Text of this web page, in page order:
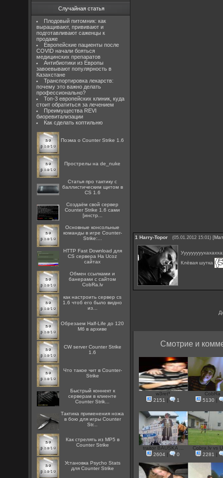
Случайная статья
Плодовый питомник: как
выращивают, прививают и
подготавливают саженцы к
продаже
Европейские пациенты после
COVID начали бояться
медицинских препаратов
Антибиотики из Европы
завоевывают популярность в
Казахстане
Транспортировка лекарств:
почему это важно делать
профессионально?
Топ-3 европейских клиник, куда
стоит обратиться за лечением
Преимущества REVI
биоревитализации
Как сделать коптильню
Поэма о Counter Strike 1.6
Прострелы на de_nuke
Статья про тактику с
баллистическим щитом в
CS 1.6
Создаём свой сервер
Counter Strike 1.6 сами
[инстр...
Основные консольные
команды в игре Counter-
Strike:...
HTTP Fast Download для
CS сервера На Ucoz
сайтах
Oбмен ссылками и
банерами с сайтом
CobRa.lv
как настроить сервер cs
1.6 чтоб его было видно
из...
Обрезаем Half-Life до 120
Мб в архиве
CW server Counter Strike
1.6
Что такое чит в Counter-
Strike
Быстрый коннект к
серверам в клиенте
Counter Strik...
Тактика применения ножа
в бою для игры Counter
Str...
Как стрелять из MP5 в
Counter Strike
Установка Psycho Stats
для Counter Strike
1 Harry-Topor (05.01.2012 15:01) [
Клёвая шутка
Смотрие и
w3ret*
2151
| 1
CobRa
5130
|
traitor BAUSKA ...
2604 | 0
Cobra.lv vs
2281
|